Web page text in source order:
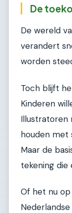
De
De wereld
verandert
worden
Toch blijft
Kinderen
Illustratoren
houden met
Maar de
tekening die
Of het nu